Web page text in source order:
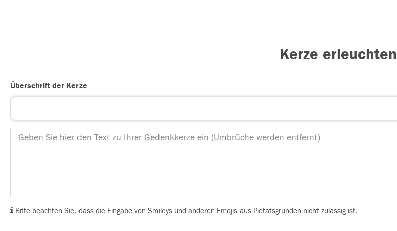
Kerze erleuchten
Überschrift der Kerze
Bitte beachten Sie, dass die Eingabe von Smileys und anderen Emojis aus Pietätsgründen nicht zulässig ist.